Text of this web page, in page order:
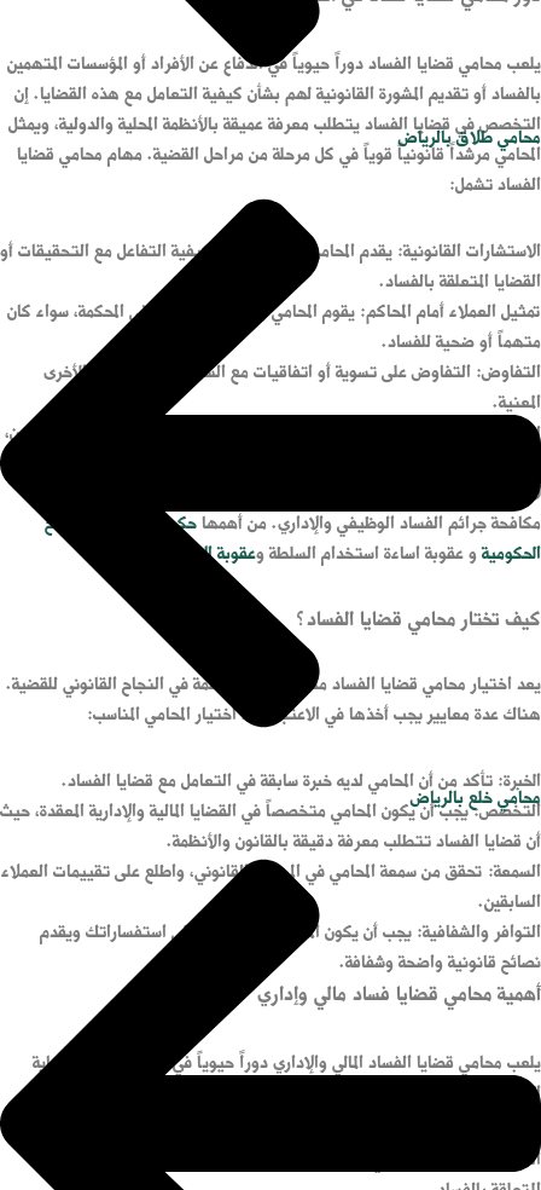
محامي طلاق بالرياض
محامي خلع بالرياض
يلعب محامي قضايا الفساد دوراً حيوياً في الدفاع عن الأفراد أو المؤسسات المتهمين
بالفساد أو تقديم المشورة القانونية لهم بشأن كيفية التعامل مع هذه القضايا. إن
التخصص في قضايا الفساد يتطلب معرفة عميقة بالأنظمة المحلية والدولية، ويمثل
المحامي مرشداً قانونياً قوياً في كل مرحلة من مراحل القضية. مهام محامي قضايا
الفساد تشمل:
الاستشارات القانونية: يقدم المحامي النصائح بشأن كيفية التفاعل مع التحقيقات أو
القضايا المتعلقة بالفساد.
تمثيل العملاء أمام المحاكم: يقوم المحامي بالدفاع عن موكله في المحكمة، سواء كان
متهماً أو ضحية للفساد.
التفاوض: التفاوض على تسوية أو اتفاقيات مع السلطات أو الأطراف الأخرى
المعنية.
إعداد الوثائق القانونية: تجهيز جميع المستندات الضرورية مثل الشكاوى، الطعون،
لا بد من التنويه إلى عدد من العقوبات التي حددها النظام السعودي في سبيل
مكافحة جرائم الفساد الوظيفي والإداري. من أهمهاحكم الرشوة في المصالح
الحكوميةو عقوبة اساءة استخدام السلطة وعقوبة الاتهام بالرشوة
كيف تختار محامي قضايا الفساد؟
يعد اختيار محامي قضايا الفساد مناسب خطوة حاسمة في النجاح القانوني للقضية.
هناك عدة معايير يجب أخذها في الاعتبار عند اختيار المحامي المناسب:
الخبرة: تأكد من أن المحامي لديه خبرة سابقة في التعامل مع قضايا الفساد.
التخصص: يجب أن يكون المحامي متخصصاً في القضايا المالية والإدارية المعقدة، حيث
أن قضايا الفساد تتطلب معرفة دقيقة بالقانون والأنظمة.
السمعة: تحقق من سمعة المحامي في المجتمع القانوني، واطلع على تقييمات العملاء
السابقين.
التوافر والشفافية: يجب أن يكون المحامي متاحاً للرد على استفساراتك ويقدم
نصائح قانونية واضحة وشفافة.
أهمية محامي قضايا فساد مالي وإداري
يلعب محامي قضايا الفساد المالي والإداري دوراً حيوياً في ضمان العدالة وحماية
الحقوق القانونية في القضايا المعقدة. فيما يلي أهمية محامي الفساد:
التخصص والخبرة: المحامي المتخصص يمتلك معرفة معمقة بالقوانين والأنظمة